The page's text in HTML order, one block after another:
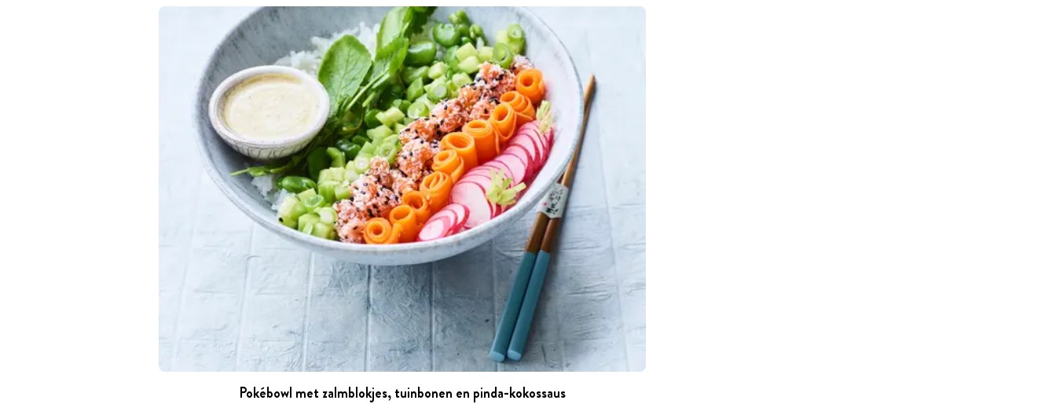
Pokébowl met zalmblokjes, tuinbonen en pinda-kokossaus